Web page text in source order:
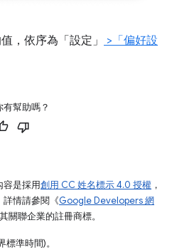
，依序為「設定」
>「偏好設
有幫助嗎？
容是採用創用 CC 姓名標示 4.0 授權 ，
詳情請參閱《Google Developers 網
關聯企業的註冊商標。
準時間)。